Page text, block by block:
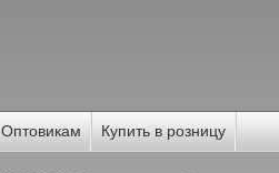
Оптовикам Купить в розницу